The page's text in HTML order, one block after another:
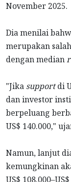
November 2025.
Dia menilai
merupakan
dengan median
"Jika supportdi
dan investor
berpeluang
US$ 140.000,"
Namun, lanjut
kemungkinan
US$